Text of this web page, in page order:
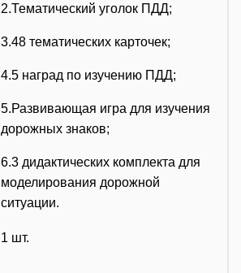
2.Тематический уголок ПДД;
3.48 тематических карточек;
4.5 наград по изучению ПДД;
5.Развивающая игра для изучения
дорожных знаков;
6.3 дидактических комплекта для
моделирования дорожной
ситуации.
1 шт.